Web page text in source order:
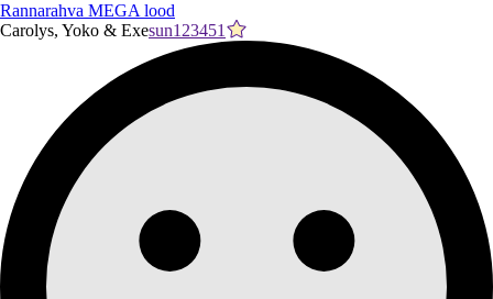
Rannarahva MEGA lood
Carolys, Yoko & Exesun123451